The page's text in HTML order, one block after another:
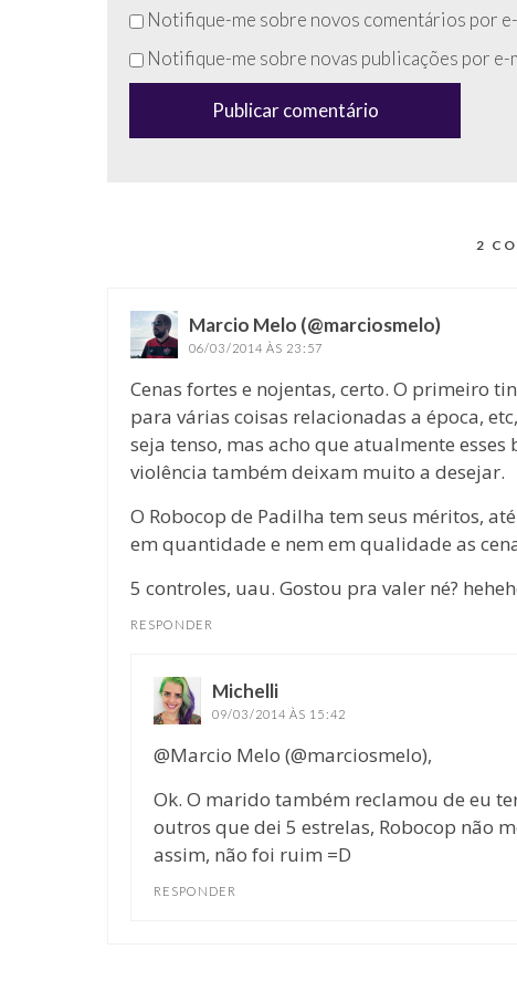
Não
preencha
esse
Notifique-me sobre novos comentários por
Notifique-me sobre novas publicações por e-
2
Marcio Melo (@marciosmelo)
06/03/2014 ÀS 23:57
Cenas fortes e nojentas, certo. O primeiro
para várias coisas relacionadas a época,
seja tenso, mas acho que atualmente
violência também deixam muito a desejar.
O Robocop de Padilha tem seus méritos,
em quantidade e nem em qualidade as
5 controles, uau. Gostou pra valer né?
RESPONDER
Michelli
09/03/2014 ÀS 15:42
@Marcio Melo (@marciosmelo),
Ok. O marido também reclamou de eu
outros que dei 5 estrelas, Robocop não
assim, não foi ruim =D
RESPONDER